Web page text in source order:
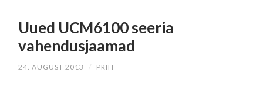
Uued UCM6100 seeria
vahendusjaamad
24. AUGUST 2013 / PRIIT